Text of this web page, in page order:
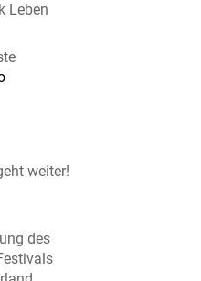
Leben
weiter!
des